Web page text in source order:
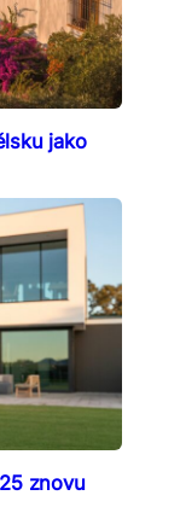
jako
znovu